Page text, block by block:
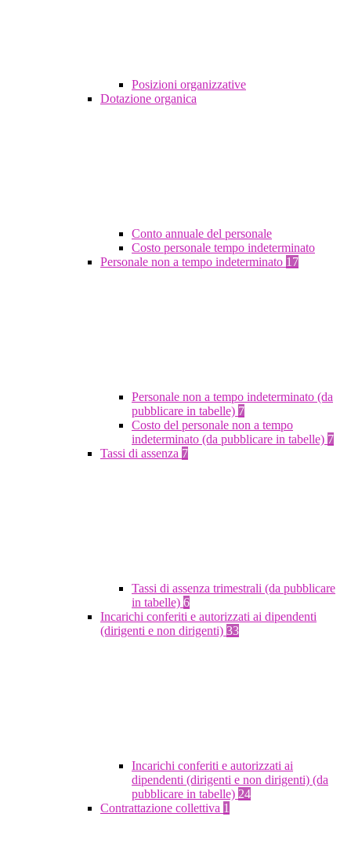
Posizioni organizzative
Dotazione organica
Conto annuale del personale
Costo personale tempo indeterminato
Personale non a tempo indeterminato 17
Personale non a tempo indeterminato (da
pubblicare in tabelle) 7
Costo del personale non a tempo
indeterminato (da pubblicare in tabelle) 7
Tassi di assenza 7
Tassi di assenza trimestrali (da pubblicare
in tabelle) 6
Incarichi conferiti e autorizzati ai dipendenti
(dirigenti e non dirigenti) 33
Incarichi conferiti e autorizzati ai
dipendenti (dirigenti e non dirigenti) (da
pubblicare in tabelle) 24
Contrattazione collettiva 1